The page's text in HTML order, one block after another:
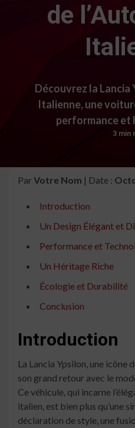
de
Découvrez la Lancia
Italienne, une
performance et
3 min
ParVotre Nom | Date :
Introduction
Un Design Élégant et
Performance et
Un Héritage Riche
Écologie et Durabilité
Conclusion
Introduction
La Lancia Ypsilon, une icône
son grand retour avec le
Ce véhicule, qui incarne
italien, est bien plus qu’une
déclaration de style, une